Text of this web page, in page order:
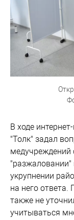
В ходе
"Толк" задал
медучреждений
укрупнении
на него ответа.
также не
учитываться